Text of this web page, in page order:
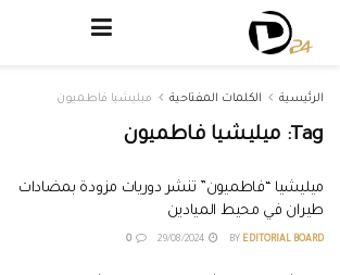
الرئيسية الكلمات المفتاحية ميليشيا فاطميون
Tag: ميليشيا فاطميون
ميليشيا “فاطميون” تنشر دوريات مزودة بمضادات
طيران في محيط الميادين
BY EDITORIAL BOARD